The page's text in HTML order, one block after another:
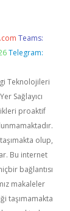
Teams:
Telegram:
Teknolojileri
Sağlayıcı
proaktif
olup,
Bu internet
bağlantısı
makaleler
taşımamakta